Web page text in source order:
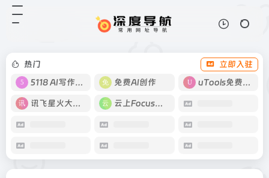
热门
立即入驻
5118 AI写作工具
免费AI创作 uTools免费工具箱
讯飞星火大模型 云上Focus接码
的网站，涵盖科学上网工具、影视应
用、TV软件等类别，并设有搜索、